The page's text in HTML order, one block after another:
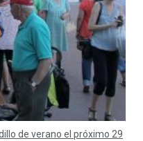
de verano el próximo 29